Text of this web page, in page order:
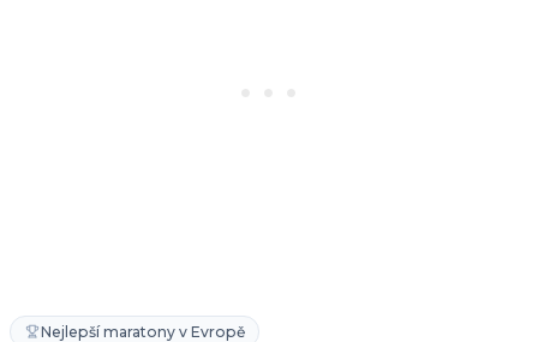
Nejlepší maratony v Evropě